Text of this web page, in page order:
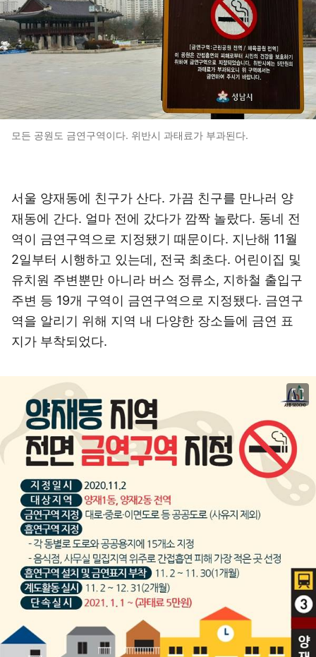
모든 공원도 금연구역이다. 위반시 과태료가 부과된다.
서울 양재동에 친구가 산다. 가끔 친구를 만나러 양
재동에 간다. 얼마 전에 갔다가 깜짝 놀랐다. 동네 전
역이 금연구역으로 지정됐기 때문이다. 지난해 11월
2일부터 시행하고 있는데, 전국 최초다. 어린이집 및
유치원 주변뿐만 아니라 버스 정류소, 지하철 출입구
주변 등 19개 구역이 금연구역으로 지정됐다. 금연구
역을 알리기 위해 지역 내 다양한 장소들에 금연 표
지가 부착되었다.